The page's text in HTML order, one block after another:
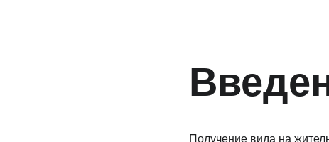
Получение вида на